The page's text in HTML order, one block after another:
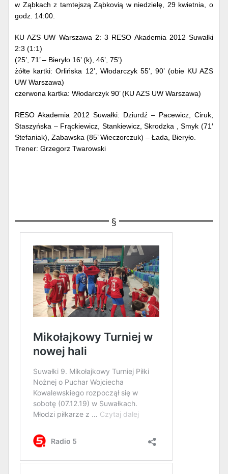
w Ząbkach z tamtejszą Ząbkovią w niedzielę, 29 kwietnia, o
godz. 14:00.
KU AZS UW Warszawa 2: 3 RESO Akademia 2012 Suwałki
2:3 (1:1)
(25’, 71’ – Bieryło 16’ (k), 46’, 75’)
żółte kartki: Orlińska 12’, Włodarczyk 55’, 90’ (obie KU AZS
UW Warszawa)
czerwona kartka: Włodarczyk 90’ (KU AZS UW Warszawa)
RESO Akademia 2012 Suwałki: Dziurdź – Pacewicz, Ciruk,
Staszyńska – Frąckiewicz, Stankiewicz, Skrodzka , Smyk (71′
Stefaniak), Zabawska (85’ Wieczorczuk) – Łada, Bieryło.
Trener: Grzegorz Twarowski